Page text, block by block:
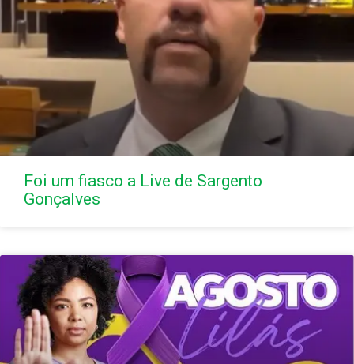
Foi um fiasco a Live de Sargento
Gonçalves